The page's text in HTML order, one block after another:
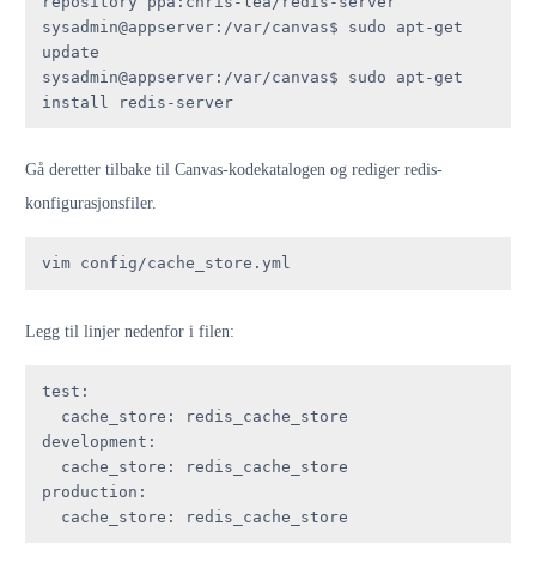
sysadmin@appserver:/var/canvas$ sudo apt-get
update
sysadmin@appserver:/var/canvas$ sudo apt-get
install redis-server
Gå deretter tilbake til Canvas-kodekatalogen og rediger redis-
konfigurasjonsfiler.
vim config/cache_store.yml
Legg til linjer nedenfor i filen:
test :
cache_store :
redis_cache_store
development :
cache_store :
redis_cache_store
production :
cache_store : redis_cache_store